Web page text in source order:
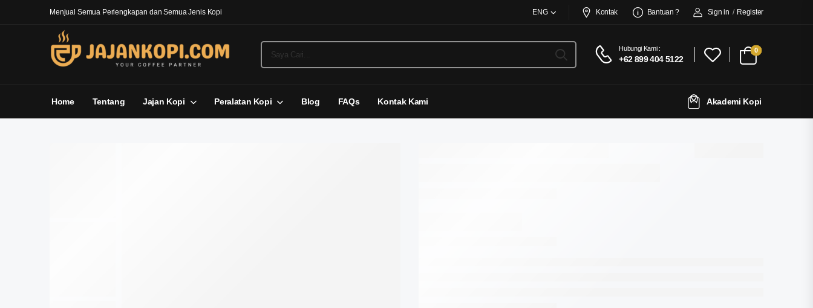
Menjual Semua Perlengkapan dan Semua Jenis Kopi ENG Kontak Bantuan ? Sign in / Register
Hubungi Kami :
+62 899 404 5122
0
Home Tentang Jajan Kopi Peralatan Kopi Blog FAQs Kontak Kami Akademi Kopi